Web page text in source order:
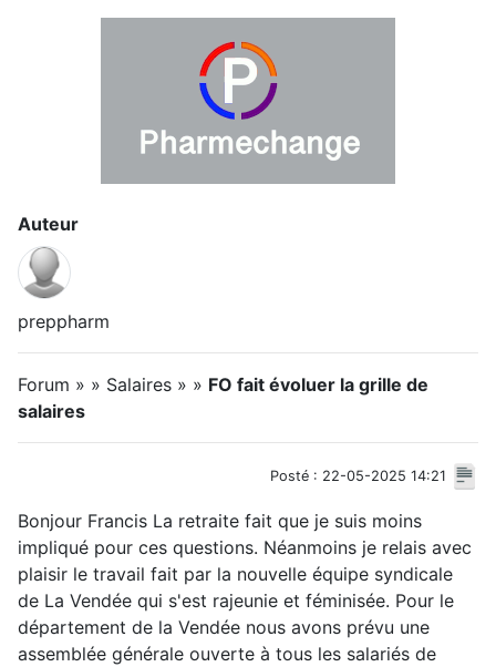
Auteur
preppharm
Forum » » Salaires » » FO fait évoluer la grille de
salaires
Posté : 22-05-2025 14:21
Bonjour Francis La retraite fait que je suis moins
impliqué pour ces questions. Néanmoins je relais avec
plaisir le travail fait par la nouvelle équipe syndicale
de La Vendée qui s'est rajeunie et féminisée. Pour le
département de la Vendée nous avons prévu une
assemblée générale ouverte à tous les salariés de